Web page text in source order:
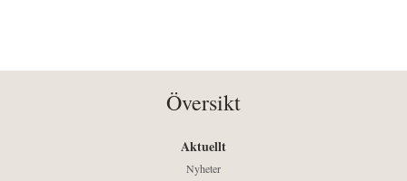
Översikt
Aktuellt
Nyheter